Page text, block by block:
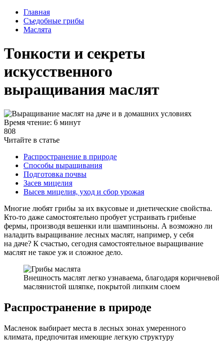
Главная
Съедобные грибы
Маслята
Тонкости и секреты
искусственного
выращивания маслят
Время чтение: 6 минут
808
Читайте в статье
Распространение в природе
Способы выращивания
Подготовка почвы
Засев мицелия
Высев мицелия, уход и сбор урожая
Многие любят грибы за их вкусовые и диетические свойства.
Кто-то даже самостоятельно пробует устраивать грибные
фермы, производя вешенки или шампиньоны. А возможно ли
наладить выращивание лесных маслят, например, у себя
на даче? К счастью, сегодня самостоятельное выращивание
маслят не такое уж и сложное дело.
Внешность маслят легко узнаваема, благодаря
маслянистой шляпке, покрытой липким слоем
Распространение в природе
Масленок выбирает места в лесных зонах умеренного
климата, предпочитая имеющие легкую структуру